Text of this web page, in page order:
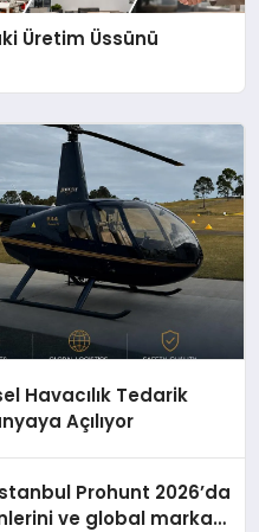
Üretim Üssünü
Havacılık Tedarik
Açılıyor
Prohunt 2026’da
ve global marka